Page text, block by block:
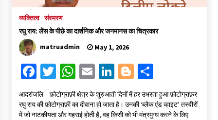
व्यक्तित्व संस्मरण
रघु राय: लेंस के पीछे का दार्शनिक और जनमानस का चित्रकार
matruadmin
May 1, 2026
Fa
ce
b
T
wi
tt
W
h
at
E
ai
Li
n
ke
Bl
gg
S
ar
आदरांजलि – फ़ोटोग्राफ़ी क्षेत्र के शुरुआती दिनों में हर उभरता हुआ फ़ोटोग्राफ़र
रघु राय की फ़ोटोग्राफ़ी का दीवाना हो जाता है। उनकी ‘ब्लैक एंड व्हाइट’ तस्वीरों
में जो नाटकीयता और गहराई होती है, वह किसी को भी मंत्रमुग्ध करने के लिए